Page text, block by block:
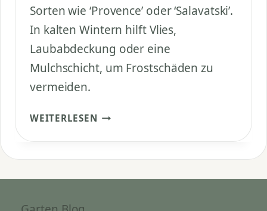
Sorten wie ‘Provence’ oder ‘Salavatski’.
In kalten Wintern hilft Vlies,
Laubabdeckung oder eine
Mulchschicht, um Frostschäden zu
vermeiden.
WEITERLESEN KANN
DEN
GRANATAPFELBAUM